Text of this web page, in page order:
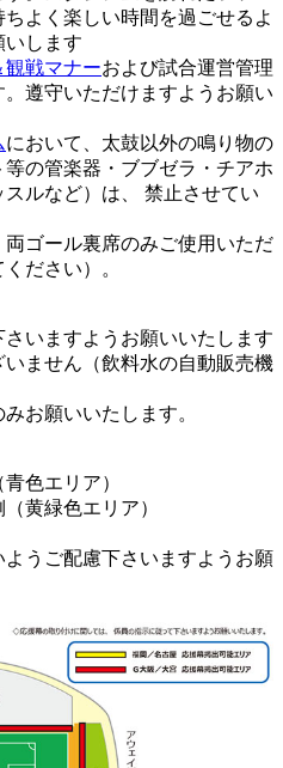
よく楽しい時間を過ごせるよ
いします
観戦マナーおよび試合運営管理
遵守いただけますようお願い
において、太鼓以外の鳴り物の
の管楽器・ブブゼラ・チアホ
ルなど）は、 禁止させてい
両ゴール裏席のみご使用いただ
ださい）。
さいますようお願いいたします
いません（飲料水の自動販売機
お願いいたします。
色エリア）
黄緑色エリア）
うご配慮下さいますようお願